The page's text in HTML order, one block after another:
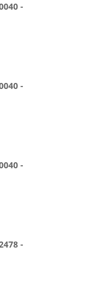
-
-
-
-